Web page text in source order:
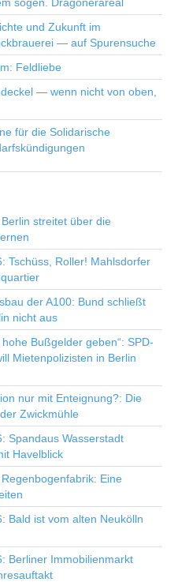
und Zukunft im
— auf Spurensuche
Feldliebe
— wenn nicht von oben,
für die Solidarische
streitet über die
Tschüss, Roller! Mahlsdorfer
der A100: Bund schließt
nicht aus
Bußgelder geben“: SPD-
Mietenpolizisten in Berlin
nur mit Enteignung?: Die
Zwickmühle
Spandaus Wasserstadt
Havelblick
Eine
Bald ist vom alten Neukölln
Berliner Immobilienmarkt